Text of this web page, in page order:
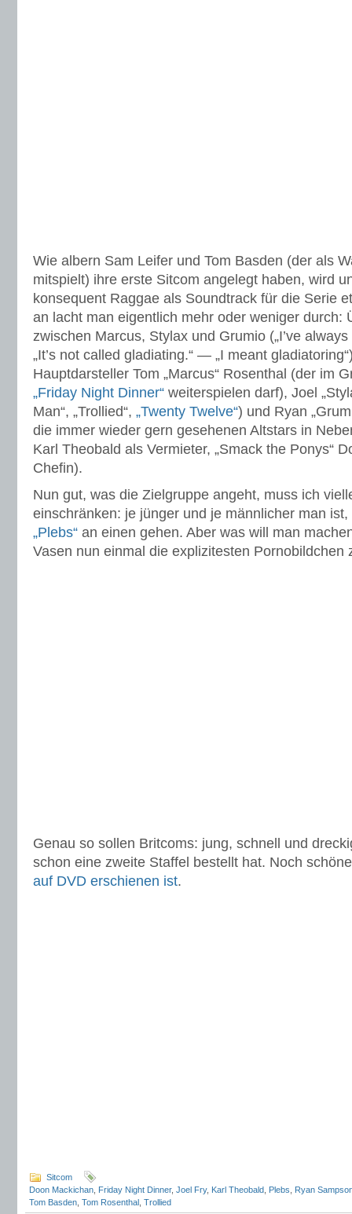
Wie albern Sam Leifer und Tom Basden (der als
mitspielt) ihre erste Sitcom angelegt haben, wird
konsequent Raggae als Soundtrack für die Serie
an lacht man eigentlich mehr oder weniger durch:
zwischen Marcus, Stylax und Grumio („I’ve
„It’s not called gladiating.“ — „I meant
Hauptdarsteller Tom „Marcus“ Rosenthal (der im
„Friday Night Dinner“ weiterspielen darf), Joel
Man“, „Trollied“, „Twenty Twelve“) und Ryan
die immer wieder gern gesehenen Altstars in
Karl Theobald als Vermieter, „Smack the Ponys“
Chefin).
Nun gut, was die Zielgruppe angeht, muss ich
einschränken: je jünger und je männlicher man
„Plebs“ an einen gehen. Aber was will man
Vasen nun einmal die explizitesten Pornobildchen
Genau so sollen Britcoms: jung, schnell und
schon eine zweite Staffel bestellt hat. Noch
auf DVD erschienen ist.
Sitcom
Doon Mackichan Friday Night Dinner, Joel Fry, Karl Theobald Plebs
Ryan
Tom Basden Tom Rosenthal Trollied